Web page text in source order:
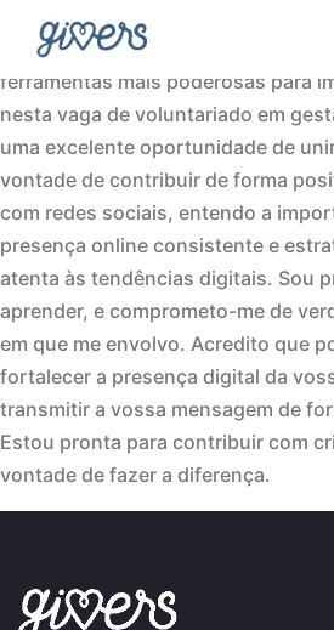
Olá! Chamo-me Rita, sou estudante
Humanos e acredito que a
ferramentas mais poderosas para
nesta vaga de voluntariado em
uma excelente oportunidade de
vontade de contribuir de forma
com redes sociais, entendo a
presença online consistente e
atenta às tendências digitais. Sou
aprender, e comprometo-me de
em que me envolvo. Acredito que
fortalecer a presença digital da
transmitir a vossa mensagem de
Estou pronta para contribuir com
vontade de fazer a diferença.